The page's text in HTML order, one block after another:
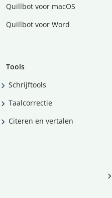
Quillbot voor macOS
Quillbot voor Word
Tools
Schrijftools
Taalcorrectie
Citeren en vertalen